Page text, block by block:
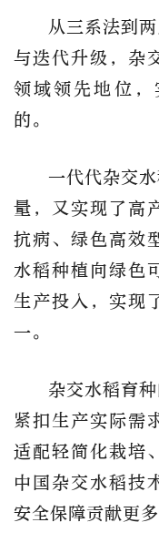
从三系法到
与迭代升级，杂
领域领先地位
的。
一代代杂交
量，又实现了高
抗病、绿色高效
水稻种植向绿色
生产投入，实现
一。
杂交水稻育
紧扣生产实际需
适配轻简化栽培
中国杂交水稻技
安全保障贡献更多